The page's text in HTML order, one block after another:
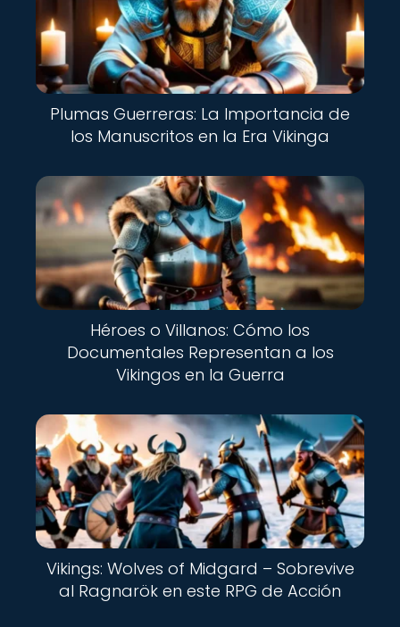
Plumas Guerreras: La Importancia de
los Manuscritos en la Era Vikinga
Héroes o Villanos: Cómo los
Documentales Representan a los
Vikingos en la Guerra
Vikings: Wolves of Midgard – Sobrevive
al Ragnarök en este RPG de Acción